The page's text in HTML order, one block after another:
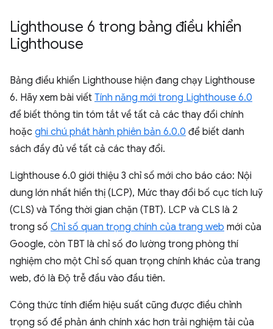
Lighthouse 6 trong bảng điều khiển
Lighthouse
Bảng điều khiển Lighthouse hiện đang chạy Lighthouse
6. Hãy xem bài viết Tính năng mới trong Lighthouse 6.0
để biết thông tin tóm tắt về tất cả các thay đổi chính
hoặc ghi chú phát hành phiên bản 6.0.0 để biết danh
sách đầy đủ về tất cả các thay đổi.
Lighthouse 6.0 giới thiệu 3 chỉ số mới cho báo cáo: Nội
dung lớn nhất hiển thị (LCP), Mức thay đổi bố cục tích luỹ
(CLS) và Tổng thời gian chặn (TBT). LCP và CLS là 2
trong số Chỉ số quan trọng chính của trang web mới của
Google, còn TBT là chỉ số đo lường trong phòng thí
nghiệm cho một Chỉ số quan trọng chính khác của trang
web, đó là Độ trễ đầu vào đầu tiên.
Công thức tính điểm hiệu suất cũng được điều chỉnh
trọng số để phản ánh chính xác hơn trải nghiệm tải của